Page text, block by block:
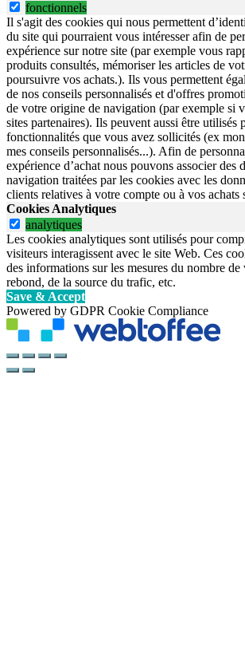
fonctionnels
Il s'agit des cookies qui nous permettent
du site qui pourraient vous intéresser afin de
expérience sur notre site (par exemple vous
produits consultés, mémoriser les articles de
poursuivre vos achats.). Ils vous permettent
de nos conseils personnalisés et d'offres
de votre origine de navigation (par exemple si
sites partenaires). Ils peuvent aussi être utilisés
fonctionnalités que vous avez sollicités (ex
mes conseils personnalisés...). Afin de
expérience d’achat nous pouvons associer des
navigation traitées par les cookies avec les
clients relatives à votre compte ou à vos achats
Cookies Analytiques
analytiques
Les cookies analytiques sont utilisés pour
visiteurs interagissent avec le site Web. Ces
des informations sur les mesures du nombre
rebond, de la source du trafic, etc.
Save & Accept
Powered by GDPR Cookie Compliance